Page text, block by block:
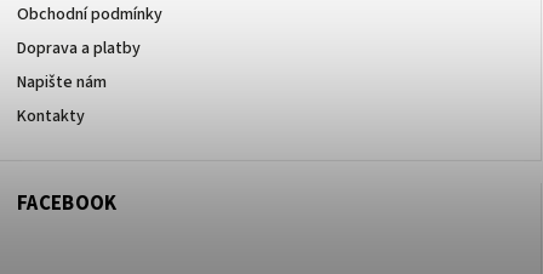
Obchodní podmínky
Doprava a platby
Napište nám
Kontakty
FACEBOOK